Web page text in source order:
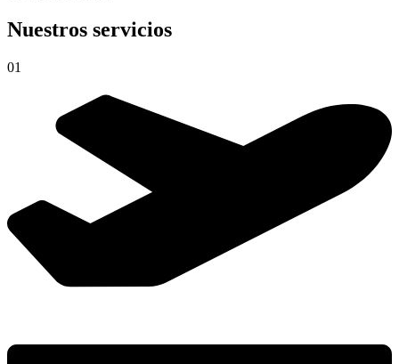
Nuestros servicios
01